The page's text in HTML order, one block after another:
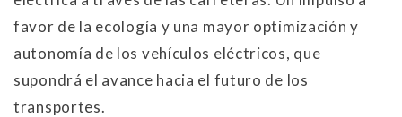
favor de la ecología y una mayor optimización y
autonomía de los vehículos eléctricos, que
supondrá el avance hacia el futuro de los
transportes.